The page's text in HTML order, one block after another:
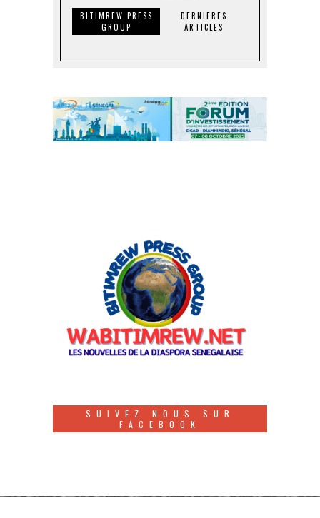
BITIMREW PRESS
GROUP
DERNIERES
ARTICLES
SUIVEZ NOUS SUR
FACEBOOK